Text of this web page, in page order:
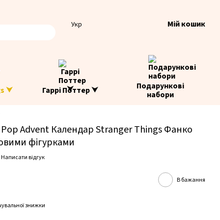
Укр Мій кошик
⮟ Гаррі Поттер ⮟
Подарункові
набори
Advent Календар Stranger Things Фанко
фігурками
Написати відгук
В бажання
знижки